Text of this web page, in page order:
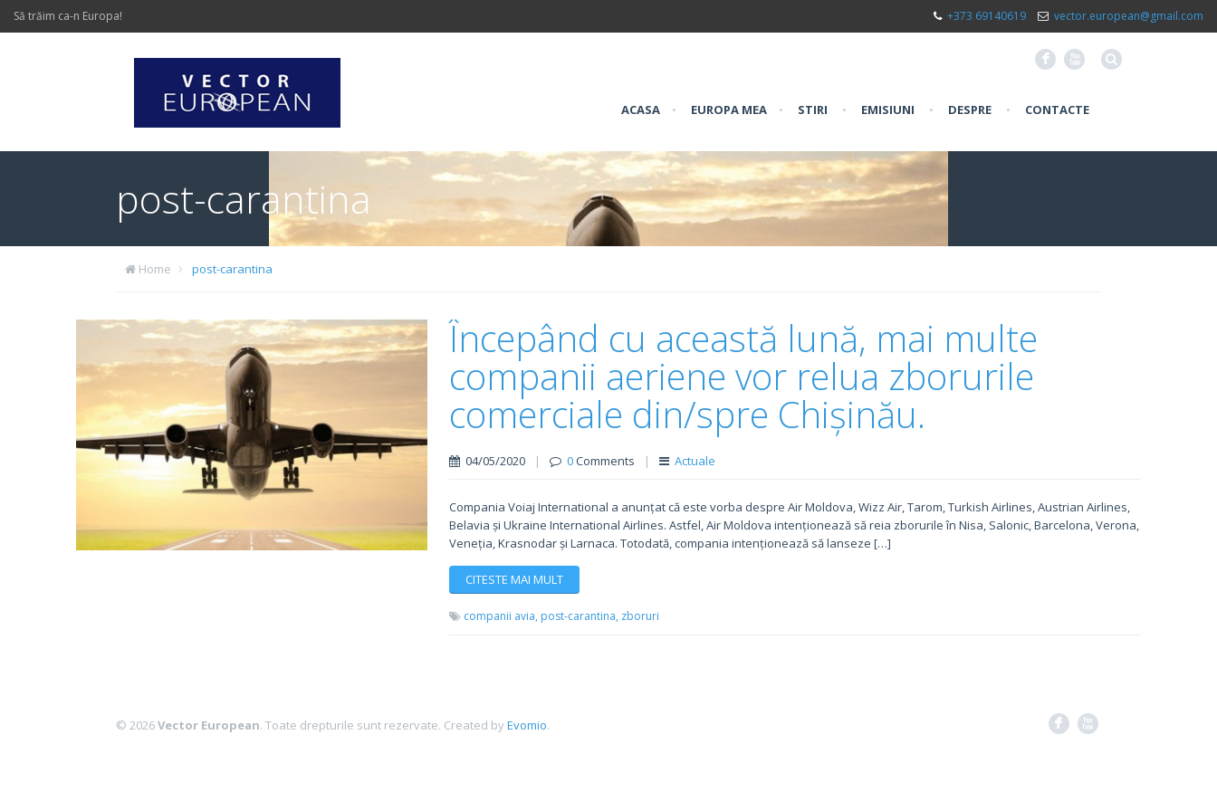
Să trăim ca-n Europa! +373 69140619 vector.european@gmail.com
F X
ACASA • EUROPA MEA • STIRI • EMISIUNI • DESPRE • CONTACTE
post-carantina
Home post-carantina
Începând cu această lună, mai multe
companii aeriene vor relua zborurile
comerciale din/spre Chișinău.
04/05/2020 | 0Comments | Actuale
Compania Voiaj International a anunțat că este vorba despre Air Moldova, Wizz Air, Tarom, Turkish Airlines, Austrian Airlines,
Belavia și Ukraine International Airlines. Astfel, Air Moldova intenționează să reia zborurile în Nisa, Salonic, Barcelona, Verona,
Veneția, Krasnodar și Larnaca. Totodată, compania intenționează să lanseze […]
CITESTE MAI MULT
companii avia, post-carantina, zboruri
© 2026Vector European. Toate drepturile sunt rezervate. Created byEvomio. F X